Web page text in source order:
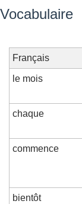
Vocabulaire
Français
le mois
chaque
commence
bientôt